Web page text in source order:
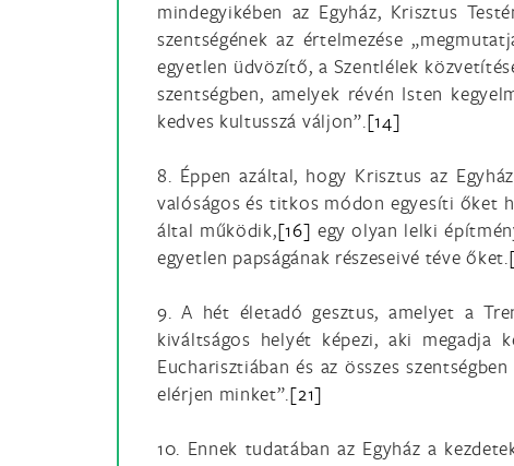
mindegyikében az Egyház, Krisztus
szentségének az értelmezése
egyetlen üdvözítő, a Szentlélek
szentségben, amelyek révén Isten
kedves kultusszá váljon”.[14]
8. Éppen azáltal, hogy Krisztus az
valóságos és titkos módon egyesíti őket
által működik,[16] egy olyan lelki
egyetlen papságának részeseivé téve őket.
9. A hét életadó gesztus, amelyet a
kiváltságos helyét képezi, aki
Eucharisztiában és az összes
elérjen minket”.[21]
10. Ennek tudatában az Egyház a